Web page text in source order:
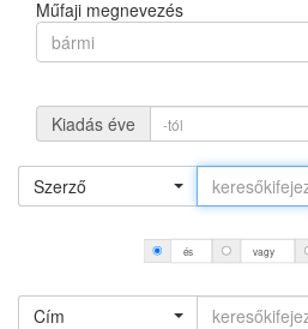
Műfaji megnevezés
bármi
Kiadás éve
Szerző
és vagy
Cím